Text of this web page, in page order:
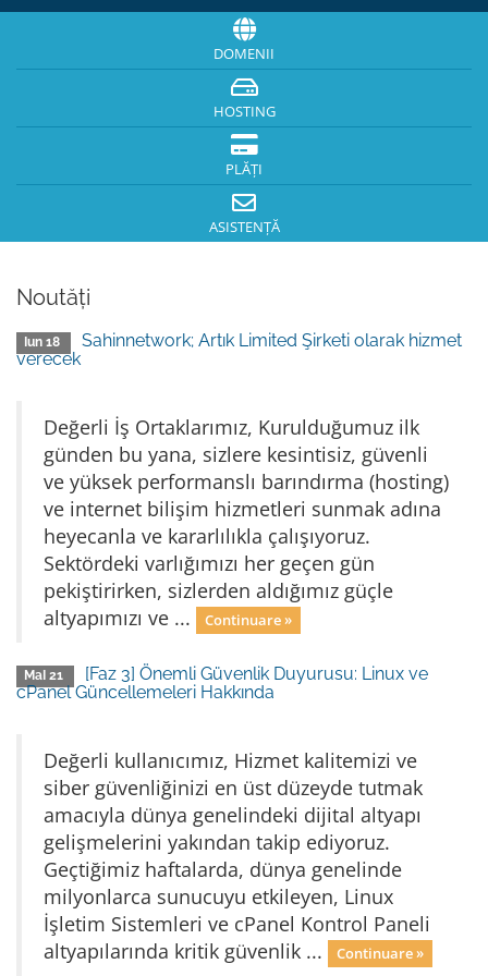
DOMENII
HOSTING
PLĂȚI
ASISTENȚĂ
Noutăți
Iun 18
Sahinnetwork; Artık Limited Şirketi olarak hizmet
verecek
Değerli İş Ortaklarımız, Kurulduğumuz ilk
günden bu yana, sizlere kesintisiz, güvenli
ve yüksek performanslı barındırma (hosting)
ve internet bilişim hizmetleri sunmak adına
heyecanla ve kararlılıkla çalışıyoruz.
Sektördeki varlığımızı her geçen gün
pekiştirirken, sizlerden aldığımız güçle
altyapımızı ve ...
Continuare »
MaI 21
[Faz 3] Önemli Güvenlik Duyurusu: Linux ve
cPanel Güncellemeleri Hakkında
Değerli kullanıcımız, Hizmet kalitemizi ve
siber güvenliğinizi en üst düzeyde tutmak
amacıyla dünya genelindeki dijital altyapı
gelişmelerini yakından takip ediyoruz.
Geçtiğimiz haftalarda, dünya genelinde
milyonlarca sunucuyu etkileyen, Linux
İşletim Sistemleri ve cPanel Kontrol Paneli
altyapılarında kritik güvenlik ...
Continuare »